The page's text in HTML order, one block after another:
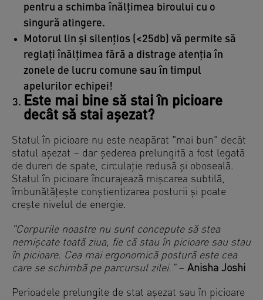
pentru a schimba înălțimea biroului cu o
singură atingere.
Motorul lin și silențios (<25db) vă permite să
reglați înălțimea fără a distrage atenția în
zonele de lucru comune sau în timpul
apelurilor echipei!
Este mai bine să stai în picioare
decât să stai așezat?
Statul în picioare nu este neapărat "mai bun" decât
statul așezat – dar șederea prelungită a fost legată
de dureri de spate, circulație redusă și oboseală.
Statul în picioare încurajează mișcarea subtilă,
îmbunătățește conștientizarea posturii și poate
crește nivelul de energie.
"Corpurile noastre nu sunt concepute să stea
nemișcate toată ziua, fie că stau în picioare sau stau
în picioare. Cea mai ergonomică postură este cea
care se schimbă pe parcursul zilei."– Anisha Joshi
Perioadele prelungite de stat așezat sau în picioare